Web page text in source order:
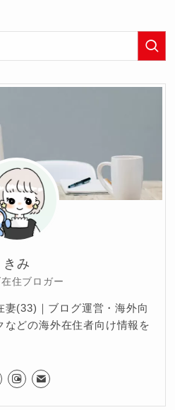
きみ
住ブロガー
妻(33)｜ブログ運営・海外向
などの海外在住者向け情報を